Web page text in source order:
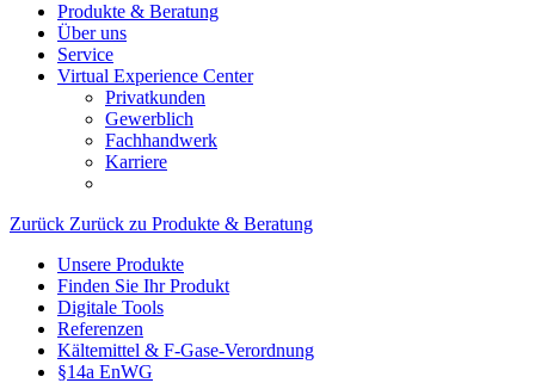
Produkte & Beratung
Über uns
Service
Virtual Experience Center
Privatkunden
Gewerblich
Fachhandwerk
Karriere
Zurück Zurück zu Produkte & Beratung
Unsere Produkte
Finden Sie Ihr Produkt
Digitale Tools
Referenzen
Kältemittel & F-Gase-Verordnung
§14a EnWG